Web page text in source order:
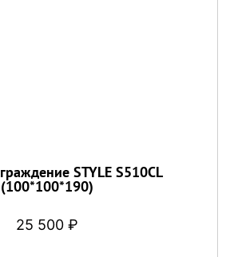
STYLE S510CL
(100*100*190)
25 500 ₽